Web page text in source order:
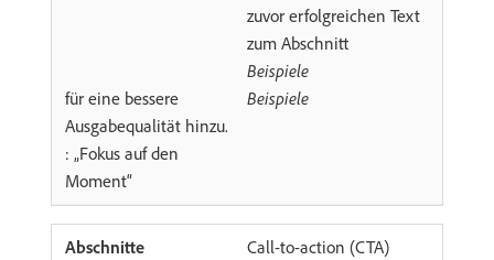
zuvor erfolgreichen Text
zum Abschnitt
Beispiele
für eine bessere
Ausgabequalität hinzu.
Beispiele
: „Fokus auf den
Moment“
Call-to-action (CTA)